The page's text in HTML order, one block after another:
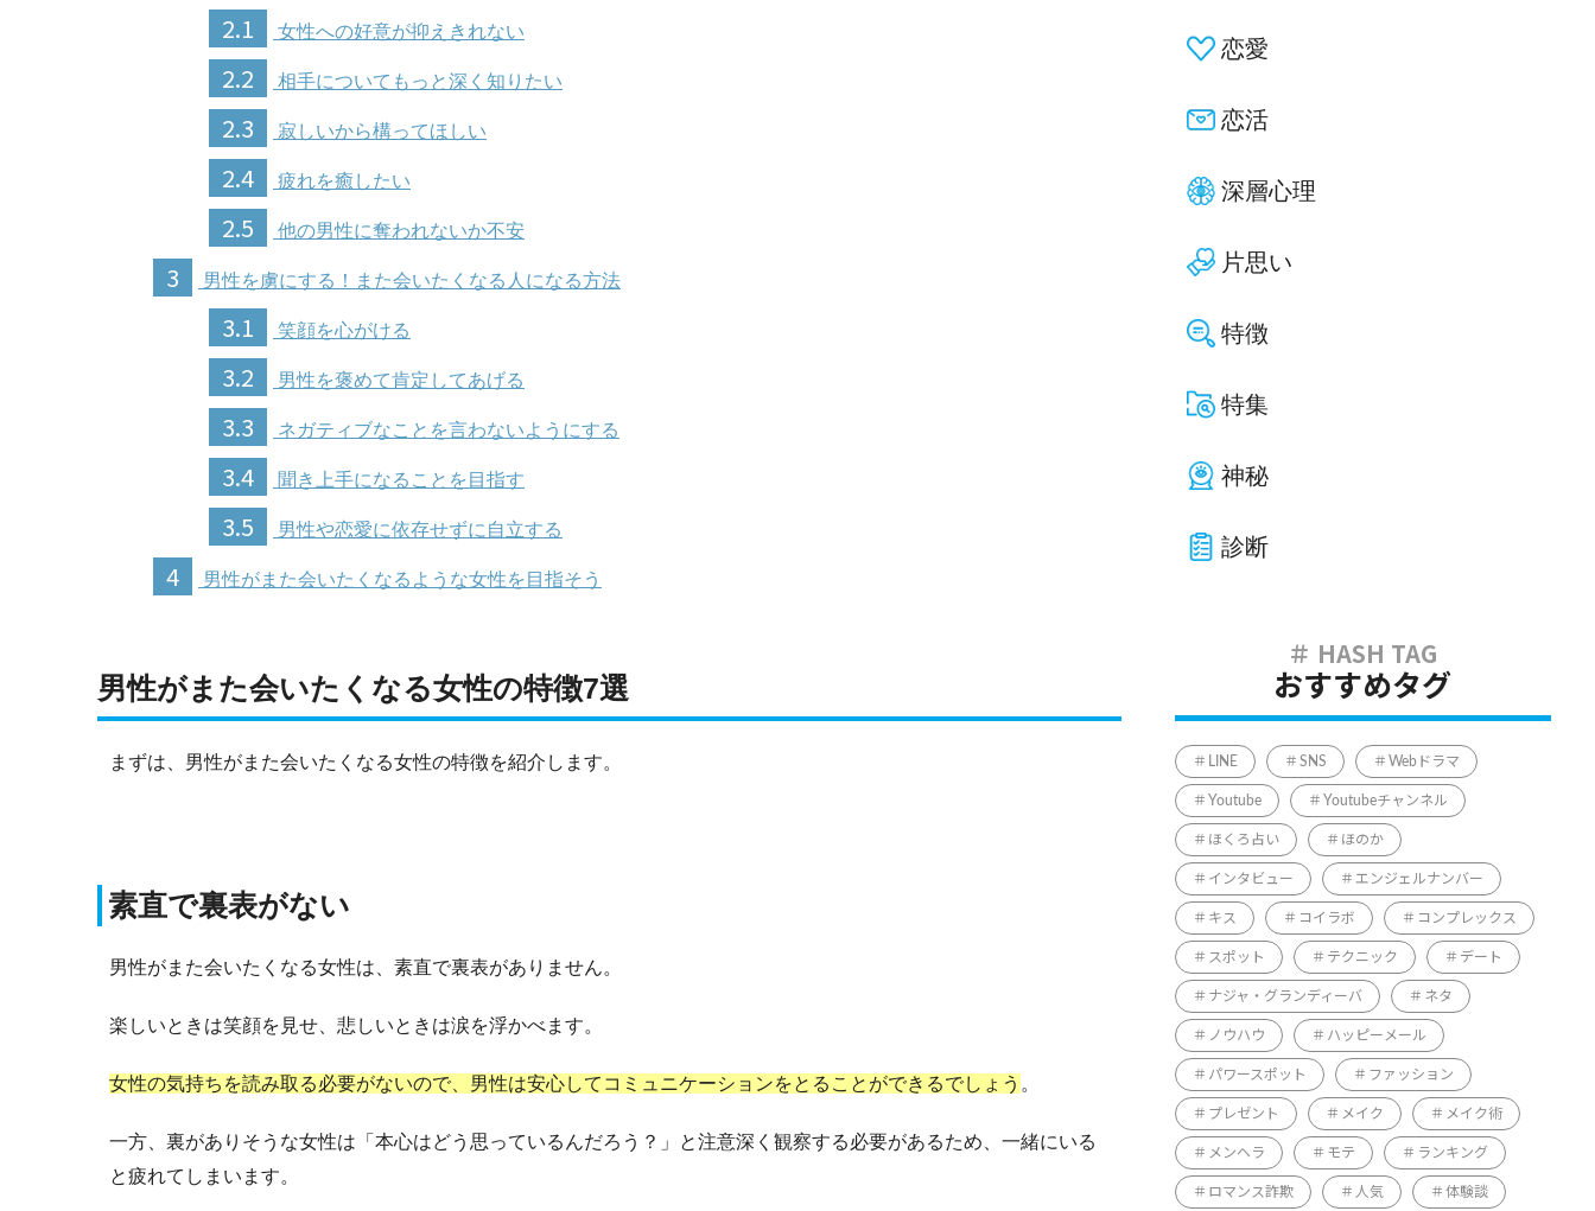
2.1 女性への好意が抑えきれない
2.2 相手についてもっと深く知りたい
2.3 寂しいから構ってほしい
2.4 疲れを癒したい
2.5 他の男性に奪われないか不安
3 男性を虜にする！また会いたくなる人になる方法
3.1 笑顔を心がける
3.2 男性を褒めて肯定してあげる
3.3 ネガティブなことを言わないようにする
3.4 聞き上手になることを目指す
3.5 男性や恋愛に依存せずに自立する
4 男性がまた会いたくなるような女性を目指そう
男性がまた会いたくなる女性の特徴7選
まずは、男性がまた会いたくなる女性の特徴を紹介します。
素直で裏表がない
男性がまた会いたくなる女性は、素直で裏表がありません。
楽しいときは笑顔を見せ、悲しいときは涙を浮かべます。
女性の気持ちを読み取る必要がないので、男性は安心してコミュニケーションをとることができるでしょう 。
一方、裏がありそうな女性は「本心はどう思っているんだろう？」と注意深く観察する必要があるため、一緒にいる
と疲れてしまいます。
恋愛
恋活
深層心理
片思い
特徴
特集
神秘
診断
おすすめタグ
LINE SNS Webドラマ
Youtube Youtubeチャンネル
ほくろ占い ほのか
インタビュー エンジェルナンバー
キス コイラボ コンプレックス
スポット テクニック デート
ナジャ・グランディーバ ネタ
ノウハウ ハッピーメール
パワースポット ファッション
プレゼント メイク メイク術
メンヘラ モテ ランキング
ロマンス詐欺 人気 体験談